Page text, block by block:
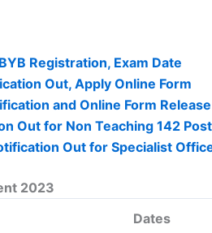
Registration, Exam Date
Out, Apply Online Form
and Online Form Release
Out for Non Teaching 142
Out for Specialist
2023
Dates